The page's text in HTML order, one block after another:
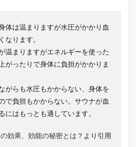
体は温まりますが水圧がかかり血
なります。
温まりますがエネルギーを使った
がったりで身体に負担がかかりま
がらも水圧もかからない、身体を
で負担もかからない。サウナが血
にはもっとも適しています。
効果、効能の秘密とは？ より引用